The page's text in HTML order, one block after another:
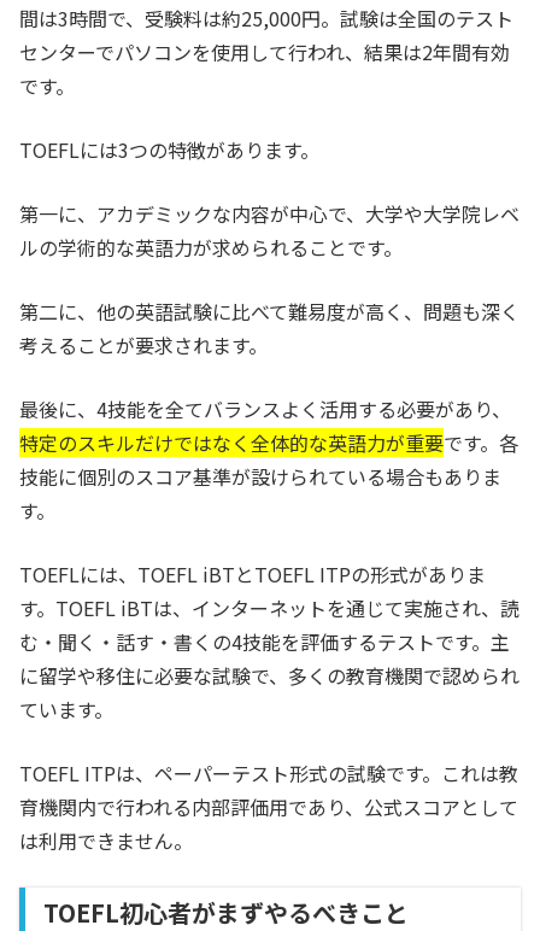
間は3時間で、受験料は約25,000円。試験は全国のテスト
センターでパソコンを使用して行われ、結果は2年間有効
です。
TOEFLには3つの特徴があります。
第一に、アカデミックな内容が中心で、大学や大学院レベ
ルの学術的な英語力が求められることです。
第二に、他の英語試験に比べて難易度が高く、問題も深く
考えることが要求されます。
最後に、4技能を全てバランスよく活用する必要があり、
特定のスキルだけではなく全体的な英語力が重要です。各
技能に個別のスコア基準が設けられている場合もありま
す。
TOEFLには、TOEFL iBTとTOEFL ITPの形式がありま
す。TOEFL iBTは、インターネットを通じて実施され、読
む・聞く・話す・書くの4技能を評価するテストです。主
に留学や移住に必要な試験で、多くの教育機関で認められ
ています。
TOEFL ITPは、ペーパーテスト形式の試験です。これは教
育機関内で行われる内部評価用であり、公式スコアとして
は利用できません。
TOEFL初心者がまずやるべきこと